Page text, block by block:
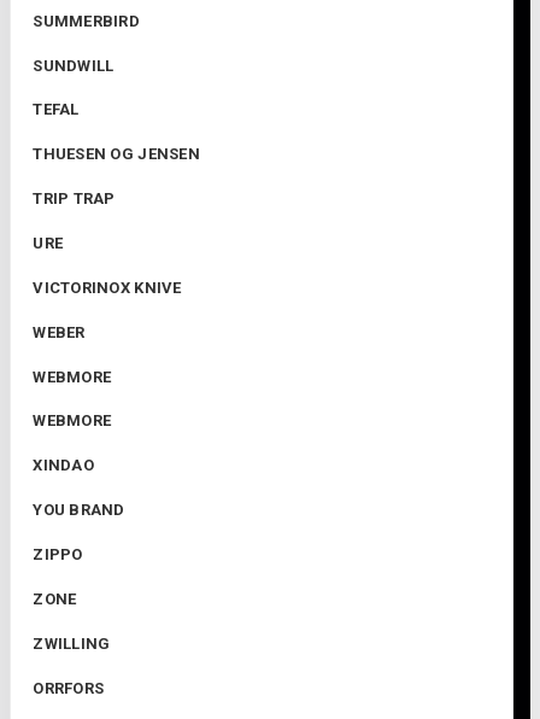
SUMMERBIRD
SUNDWILL
TEFAL
THUESEN OG JENSEN
TRIP TRAP
URE
VICTORINOX KNIVE
WEBER
WEBMORE
WEBMORE
XINDAO
YOU BRAND
ZIPPO
ZONE
ZWILLING
ORRFORS